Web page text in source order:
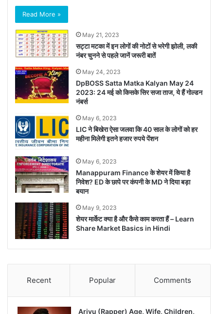
Read More »
May 21, 2023
सट्टा मटका में इन लोगों की नोटों से भरेगी झोली, लकी
नंबर चुनने से पहले जानें जरूरी बातें
May 24, 2023
DpBOSS Satta Matka Kalyan May 24
2023: 24 मई को किसके सिर सजा ताज, ये हैं गोल्डन
नंबर्स
May 6, 2023
LIC ने बिखेरा ऐसा जलवा कि 40 साल के लोगों को हर
महीना मिलेगी इतने हजार रुपये पेंशन
May 6, 2023
Manappuram Finance के शेयर में किया है
निवेश? ED के छापे पर कंपनी के MD ने दिया बड़ा
बयान
May 9, 2023
शेयर मार्केट क्या है और कैसे काम करता हैं – Learn
Share Market Basics in Hindi
Recent Popular Comments
Arivu (Rapper) Age, Wife, Children,